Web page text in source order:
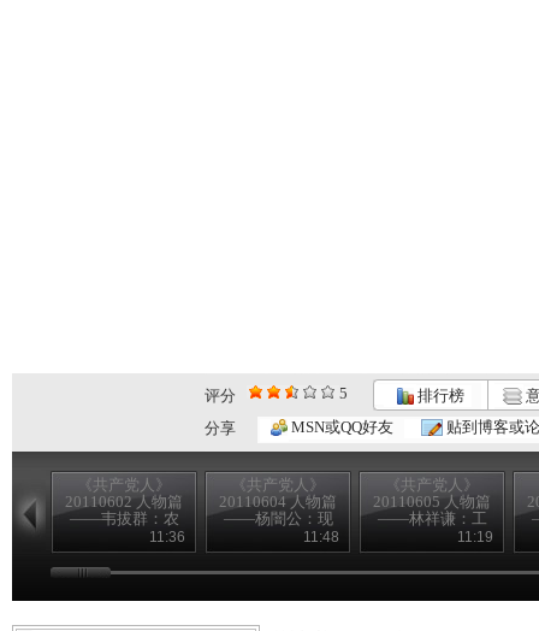
评分 5 排行榜
分享
MSN或QQ好友 贴到博客或
《共产党人》
20110602 人物篇
——韦拔群：农
民的好拔哥11:36
《共产党人》
20110604 人物篇
——杨闇公：现
11:48
《共产党人》
20110605 人物篇
——林祥谦：工
11:19